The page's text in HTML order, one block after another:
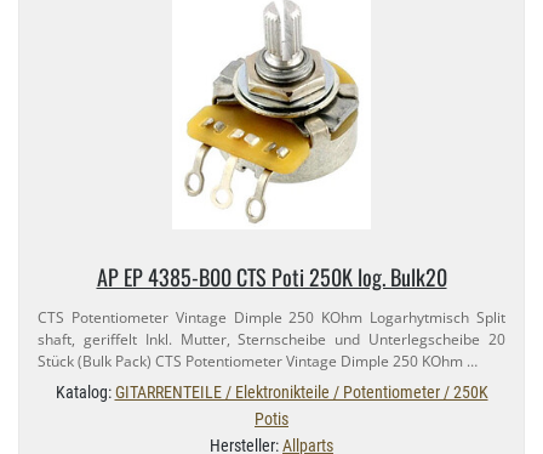
AP EP 4385-​B00 CTS Poti 250K log. Bulk20
CTS Potentiometer Vintage Dimple 250 KOhm Logarhytmisch Split
shaft, geriffelt Inkl. Mutter, Sternscheibe und Unterlegscheibe 20
Stück (Bulk Pack) CTS Potentiometer Vintage Dimple 250 KOhm …
Katalog:GITARRENTEILE / Elektronikteile / Potentiometer / 250K
Potis
Hersteller:Allparts